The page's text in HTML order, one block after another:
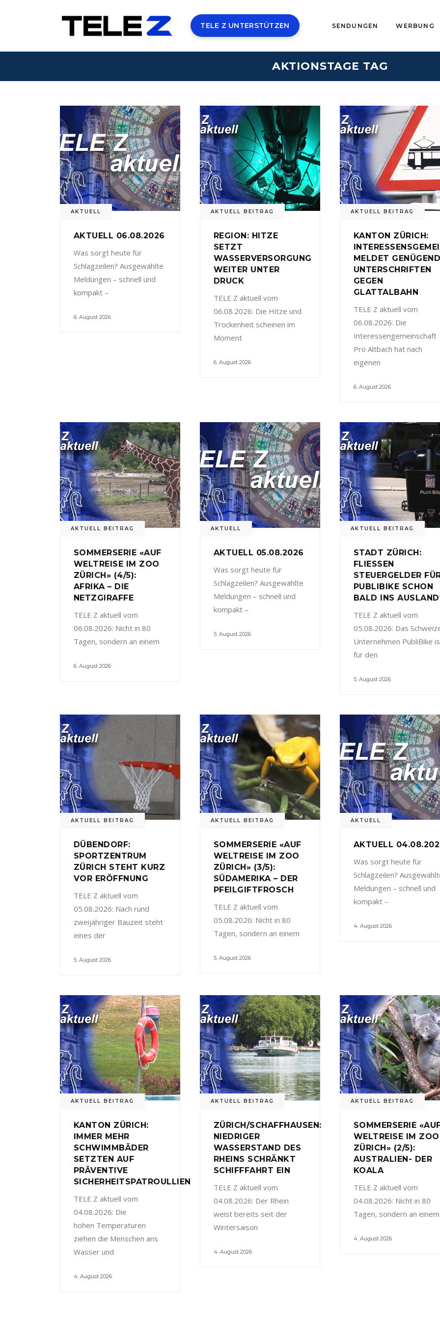
TELE Z UNTERSTÜTZEN SENDUNGEN WERBUNG
AKTIONSTAGE TAG
AKTUELL
AKTUELL 06.08.2026
Was sorgt heute für
Schlagzeilen? Ausgewählte
Meldungen – schnell und
kompakt –
6. August 2026
AKTUELL BEITRAG
REGION: HITZE
SETZT
WASSERVERSORGUNG
WEITER UNTER
DRUCK
TELE Z aktuell vom
06.08.2026: Die Hitze und
Trockenheit scheinen im
Moment
6. August 2026
AKTUELL BEITRAG
KANTON ZÜRICH:
MELDET
UNTERSCHRIFTEN
GEGEN
GLATTALBAHN
TELE Z aktuell vom
06.08.2026: Die
Interessengemeinschaft
Pro Altbach hat nach
eigenen
6. August 2026
AKTUELL BEITRAG
SOMMERSERIE «AUF
WELTREISE IM ZOO
ZÜRICH» (4/5):
AFRIKA – DIE
NETZGIRAFFE
TELE Z aktuell vom
06.08.2026: Nicht in 80
Tagen, sondern an einem
6. August 2026
AKTUELL
AKTUELL 05.08.2026
Was sorgt heute für
Schlagzeilen? Ausgewählte
Meldungen – schnell und
kompakt –
5. August 2026
AKTUELL BEITRAG
STADT ZÜRICH:
FLIESSEN
STEUERGELDER
PUBLIBIKE SCHON
BALD INS
TELE Z aktuell vom
05.08.2026: Das
Unternehmen PubliBike
für den
5. August 2026
AKTUELL BEITRAG
DÜBENDORF:
SPORTZENTRUM
ZÜRICH STEHT KURZ
VOR ERÖFFNUNG
TELE Z aktuell vom
05.08.2026: Nach rund
zweijähriger Bauzeit steht
eines der
5. August 2026
AKTUELL BEITRAG
SOMMERSERIE «AUF
WELTREISE IM ZOO
ZÜRICH» (3/5):
SÜDAMERIKA – DER
PFEILGIFTFROSCH
TELE Z aktuell vom
05.08.2026: Nicht in 80
Tagen, sondern an einem
5. August 2026
AKTUELL
AKTUELL
Was sorgt heute für
Schlagzeilen?
Meldungen – schnell und
kompakt –
4. August 2026
AKTUELL BEITRAG
KANTON ZÜRICH:
IMMER MEHR
SCHWIMMBÄDER
SETZTEN AUF
PRÄVENTIVE
SICHERHEITSPATROULLIEN
TELE Z aktuell vom
04.08.2026: Die
hohen Temperaturen
ziehen die Menschen ans
Wasser und
4. August 2026
AKTUELL BEITRAG
ZÜRICH/SCHAFFHAUSEN:
NIEDRIGER
WASSERSTAND DES
RHEINS SCHRÄNKT
SCHIFFFAHRT EIN
TELE Z aktuell vom
04.08.2026: Der Rhein
weist bereits seit der
Wintersaison
4. August 2026
AKTUELL BEITRAG
SOMMERSERIE
WELTREISE IM ZOO
ZÜRICH» (2/5):
AUSTRALIEN- DER
KOALA
TELE Z aktuell vom
04.08.2026: Nicht in 80
Tagen, sondern an einem
4. August 2026